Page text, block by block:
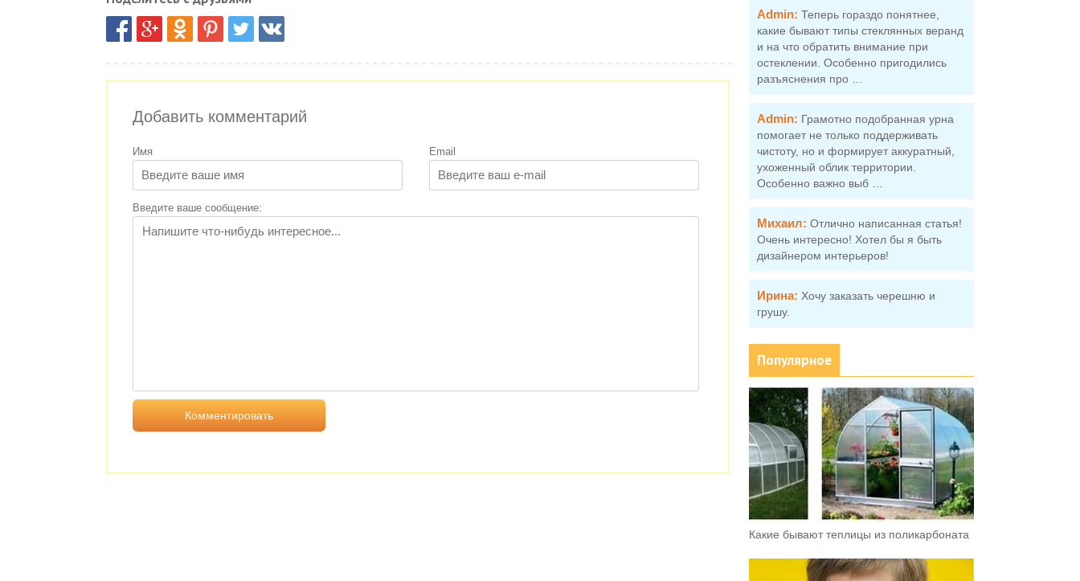
Добавить комментарий
Имя Email
Введите ваше сообщение:
Admin: Теперь гораздо понятнее,
какие бывают типы стеклянных веранд
и на что обратить внимание при
остеклении. Особенно пригодились
разъяснения про …
Admin: Грамотно подобранная урна
помогает не только поддерживать
чистоту, но и формирует аккуратный,
ухоженный облик территории.
Особенно важно выб …
Михаил: Отлично написанная статья!
Очень интересно! Хотел бы я быть
дизайнером интерьеров!
Ирина: Хочу заказать черешню и
грушу.
Популярное
Какие бывают теплицы из поликарбоната